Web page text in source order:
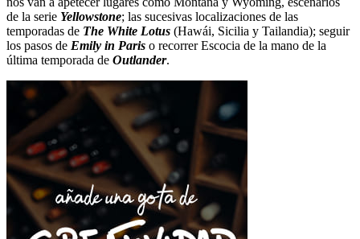
de la serie Yellowstone; las sucesivas localizaciones de las
temporadas de The White Lotus (Hawái, Sicilia y Tailandia); seguir
los pasos de Emily in Paris o recorrer Escocia de la mano de la
última temporada de Outlander.